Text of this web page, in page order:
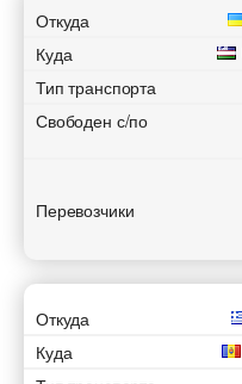
Откуда
Куда
Тип транспорта
Свободен с/по
Перевозчики
Откуда
Куда